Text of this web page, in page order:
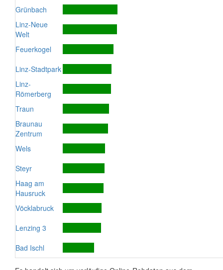
Grünbach
Linz-Neue
Welt
Feuerkogel
Linz-Stadtpark
Linz-
Römerberg
Traun
Braunau
Zentrum
Wels
Steyr
Haag am
Hausruck
Vöcklabruck
Lenzing 3
Bad Ischl